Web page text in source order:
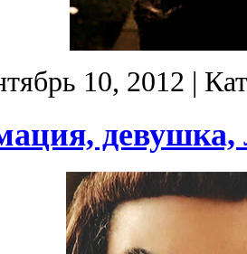
10, 2012 |
девушка,